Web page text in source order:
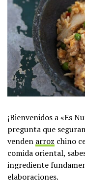
¡Bienvenidos a «Es
pregunta que
venden arroz chino
comida oriental,
ingrediente
elaboraciones.